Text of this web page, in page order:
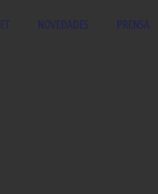
NOVEDADES PRENSA